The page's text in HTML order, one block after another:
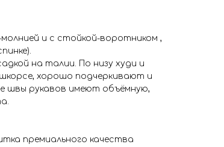
и с стойкой-воротником ,
на талии. По низу худи и
хорошо подчеркивают и
швы рукавов имеют объёмную,
премиального качества